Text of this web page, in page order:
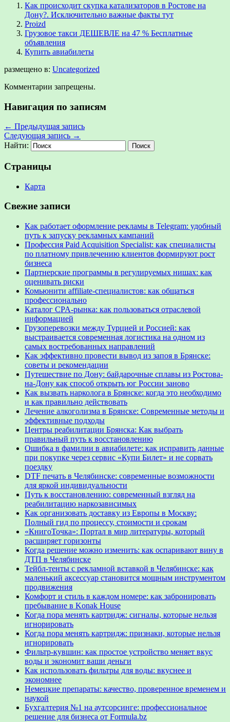
Как происходит скупка катализаторов в Ростове на
Дону?. Исключительно важные факты тут
Proizd
Грузовое такси ДЕШЕВЛЕ на 47 % Бесплатные
объявления
Купить авиабилеты
размещено в: Uncategorized
Комментарии запрещены.
Навигация по записям
← Предыдущая запись
Следующая запись →
Найти:
Страницы
Карта
Свежие записи
Как работает оформление рекламы в Telegram: удобный
путь к запуску рекламных кампаний
Профессия Paid Acquisition Specialist: как специалисты
по платному привлечению клиентов формируют рост
бизнеса
Партнерские программы в регулируемых нишах: как
оценивать риски
Комьюнити affiliate-специалистов: как общаться
профессионально
Каталог CPA-рынка: как пользоваться отраслевой
информацией
Грузоперевозки между Турцией и Россией: как
выстраивается современная логистика на одном из
самых востребованных направлений
Как эффективно провести вывод из запоя в Брянске:
советы и рекомендации
Путешествие по Дону: байдарочные сплавы из Ростова-
на-Дону как способ открыть юг России заново
Как вызвать нарколога в Брянске: когда это необходимо
и как правильно действовать
Лечение алкоголизма в Брянске: Современные методы и
эффективные подходы
Центры реабилитации Брянска: Как выбрать
правильный путь к восстановлению
Ошибка в фамилии в авиабилете: как исправить данные
при покупке через сервис «Купи Билет» и не сорвать
поездку
DTF печать в Челябинске: современные возможности
для яркой индивидуальности
Путь к восстановлению: современный взгляд на
реабилитацию наркозависимых
Как организовать доставку из Европы в Москву:
Полный гид по процессу, стоимости и срокам
«КнигоТочка»: Портал в мир литературы, который
расширяет горизонты
Когда решение можно изменить: как оспаривают вину в
ДТП в Челябинске
Тейбл-тенты с рекламной вставкой в Челябинске: как
маленький аксессуар становится мощным инструментом
продвижения
Комфорт и стиль в каждом номере: как забронировать
пребывание в Konak House
Когда пора менять картридж: сигналы, которые нельзя
игнорировать
Когда пора менять картридж: признаки, которые нельзя
игнорировать
Фильтр-кувшин: как простое устройство меняет вкус
воды и экономит ваши деньги
Как использовать фильтры для воды: вкуснее и
экономнее
Немецкие препараты: качество, проверенное временем и
наукой
Бухгалтерия №1 на аутсорсинге: профессиональное
решение для бизнеса от Formula.bz